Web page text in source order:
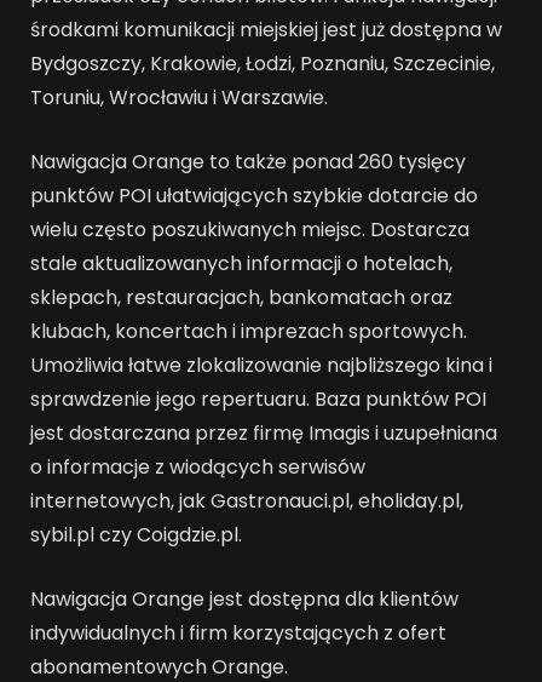
środkami komunikacji miejskiej jest już dostępna w
Bydgoszczy, Krakowie, Łodzi, Poznaniu, Szczecinie,
Toruniu, Wrocławiu i Warszawie.
Nawigacja Orange to także ponad 260 tysięcy
punktów POI ułatwiających szybkie dotarcie do
wielu często poszukiwanych miejsc. Dostarcza
stale aktualizowanych informacji o hotelach,
sklepach, restauracjach, bankomatach oraz
klubach, koncertach i imprezach sportowych.
Umożliwia łatwe zlokalizowanie najbliższego kina i
sprawdzenie jego repertuaru. Baza punktów POI
jest dostarczana przez firmę Imagis i uzupełniana
o informacje z wiodących serwisów
internetowych, jak Gastronauci.pl, eholiday.pl,
sybil.pl czy Coigdzie.pl.
Nawigacja Orange jest dostępna dla klientów
indywidualnych i firm korzystających z ofert
abonamentowych Orange.